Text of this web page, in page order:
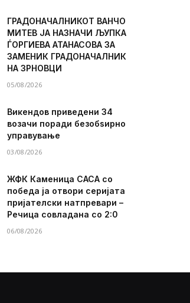
ГРАДОНАЧАЛНИКОТ ВАНЧО
МИТЕВ ЈА НАЗНАЧИ ЉУПКА
ЃОРГИЕВА АТАНАСОВА ЗА
ЗАМЕНИК ГРАДОНАЧАЛНИК
НА ЗРНОВЦИ
05/08/2026
Викендов приведени 34
возачи поради безобѕирно
управување
03/08/2026
ЖФК Каменица САСА со
победа ја отвори серијата
пријателски натпревари –
Речица совладана со 2:0
06/08/2026